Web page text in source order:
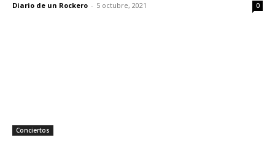
Diario de un Rockero - 5 octubre, 2021 0
Conciertos